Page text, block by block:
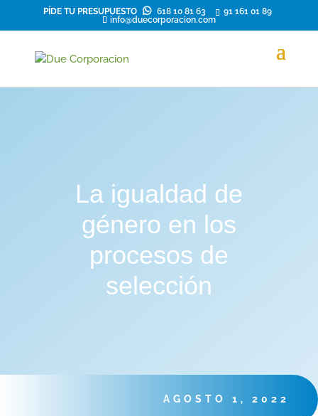
PÍDE TU PRESUPUESTO 618 10 81 63
91 161 01 89
info@duecorporacion.com
La igualdad de
género en los
procesos de
selección
AGOSTO 1, 2022